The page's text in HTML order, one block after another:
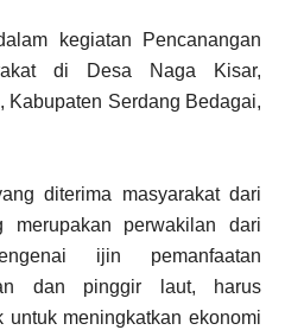
kegiatan Pencanangan
di Desa Naga Kisar,
Kabupaten Serdang Bedagai,
diterima masyarakat dari
merupakan perwakilan dari
ijin pemanfaatan
dan pinggir laut, harus
untuk meningkatkan ekonomi